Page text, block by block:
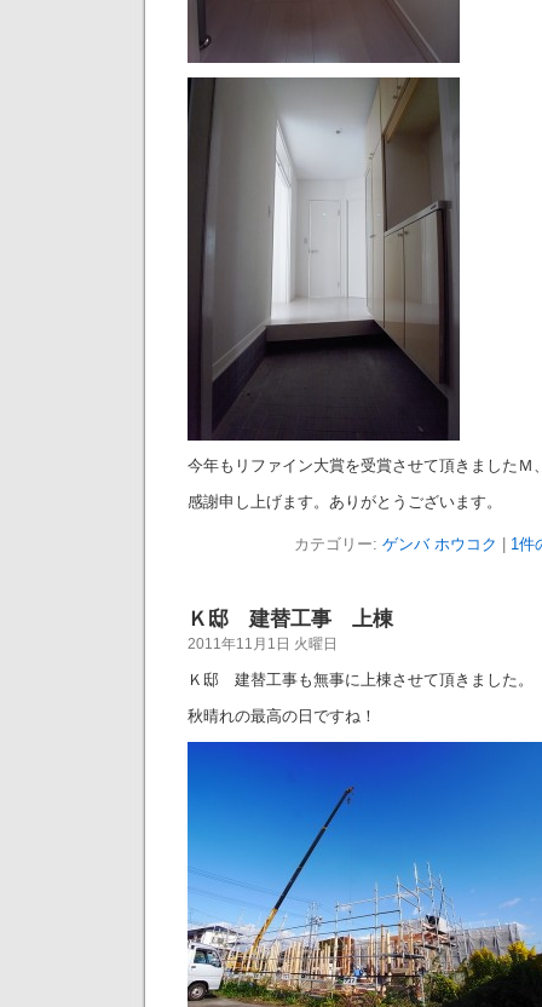
今年もリファイン大賞を受賞させて頂きましたＭ
感謝申し上げます。ありがとうございます。
カテゴリー: ゲンバ ホウコク 1件
Ｋ邸 建替工事 上棟
2011年11月1日 火曜日
Ｋ邸 建替工事も無事に上棟させて頂きました。
秋晴れの最高の日ですね！